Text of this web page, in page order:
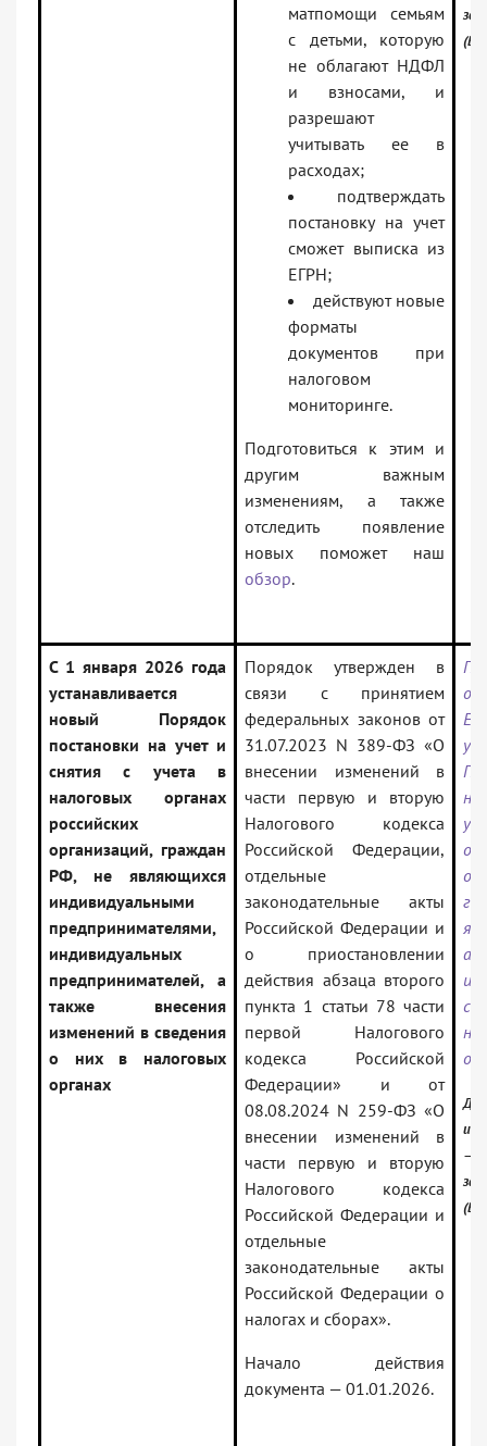
матпомощи семьям
с детьми, которую
не облагают НДФЛ
и взносами, и
разрешают
учитывать ее в
расходах;
подтверждать
постановку на учет
сможет выписка из
ЕГРН;
действуют новые
форматы
документов при
налоговом
мониторинге.
Подготовиться к этим и
другим важным
изменениям, а также
отследить появление
новых поможет наш
обзор.
С 1 января 2026 года
устанавливается
новый Порядок
постановки на учет и
снятия с учета в
налоговых органах
российских
организаций, граждан
РФ, не являющихся
индивидуальными
предпринимателями,
индивидуальных
предпринимателей, а
также внесения
изменений в сведения
о них в налоговых
органах
Порядок утвержден в
связи с принятием
федеральных законов от
31.07.2023 N 389-ФЗ «О
внесении изменений в
части первую и вторую
Налогового кодекса
Российской Федерации,
отдельные
законодательные акты
Российской Федерации и
о приостановлении
действия абзаца второго
пункта 1 статьи 78 части
первой Налогового
кодекса Российской
Федерации» и от
08.08.2024 N 259-ФЗ «О
внесении изменений в
части первую и вторую
Налогового кодекса
Российской Федерации и
отдельные
законодательные акты
Российской Федерации о
налогах и сборах».
Начало действия
документа — 01.01.2026.
на
а
—